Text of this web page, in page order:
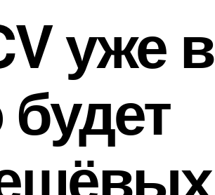
уже в